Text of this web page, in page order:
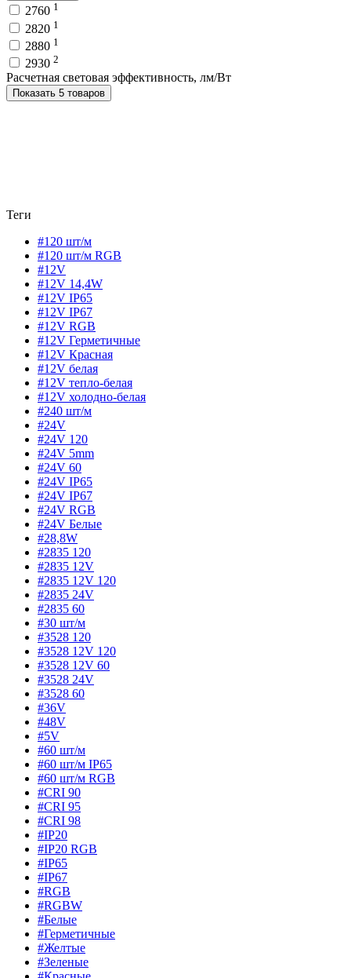
2760 1
2820 1
2880 1
2930 2
Расчетная световая эффективность, лм/Вт
Показать 5 товаров
Теги
#120 шт/м
#120 шт/м RGB
#12V
#12V 14,4W
#12V IP65
#12V IP67
#12V RGB
#12V Герметичные
#12V Красная
#12V белая
#12V тепло-белая
#12V холодно-белая
#240 шт/м
#24V
#24V 120
#24V 5mm
#24V 60
#24V IP65
#24V IP67
#24V RGB
#24V Белые
#28,8W
#2835 120
#2835 12V
#2835 12V 120
#2835 24V
#2835 60
#30 шт/м
#3528 120
#3528 12V 120
#3528 12V 60
#3528 24V
#3528 60
#36V
#48V
#5V
#60 шт/м
#60 шт/м IP65
#60 шт/м RGB
#CRI 90
#CRI 95
#CRI 98
#IP20
#IP20 RGB
#IP65
#IP67
#RGB
#RGBW
#Белые
#Герметичные
#Желтые
#Зеленые